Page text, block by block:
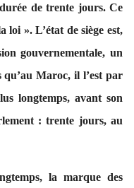
de trente jours. Ce
». L’état de siège est,
gouvernementale, un
qu’au Maroc, il l’est par
longtemps, avant son
: trente jours, au
la marque des